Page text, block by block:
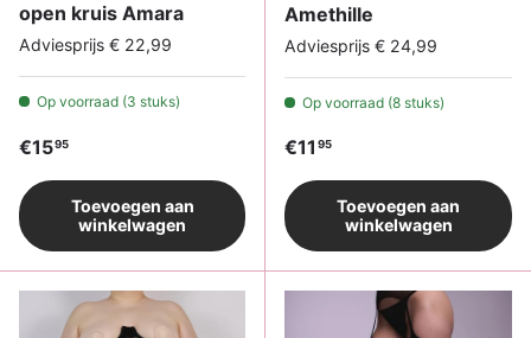
open kruis Amara
Adviesprijs € 22,99
Op voorraad (3 stuks)
Reguliere prijs
€1595
Toevoegen aan
winkelwagen
Amethille
Adviesprijs € 24,99
Op voorraad (8 stuks)
Reguliere prijs
€11 95
Toevoegen aan
winkelwagen